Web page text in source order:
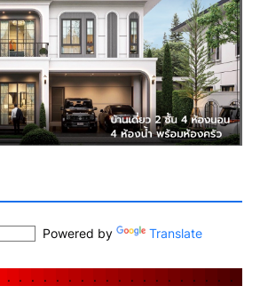
Powered by Translate
. . . . . . . . . . . . . . . . . . .